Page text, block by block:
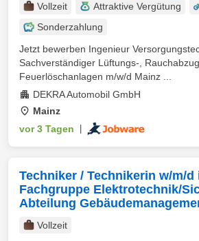
Vollzeit Attraktive Vergütung
Sonderzahlung
Jetzt bewerben Ingenieur
Sachverständiger Lüftungs-,
Feuerlöschanlagen m/w/d Mainz ...
DEKRA Automobil GmbH
Mainz
vor 3 Tagen
Techniker / Technikerin w/m/d
Fachgruppe Elektrotechnik/
Abteilung
Vollzeit